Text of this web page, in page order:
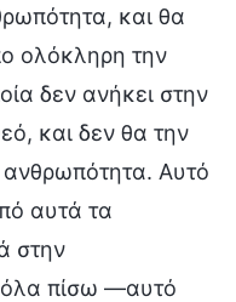
και θα
ολόκληρη την
δεν ανήκει στην
και δεν θα την
Αυτό
αυτά τα
στην
πίσω —αυτό